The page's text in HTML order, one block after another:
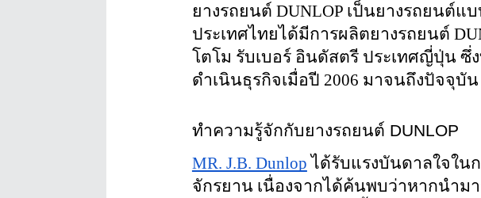
ยางรถยนต์ DUNLOP เป็นยางรถยนต์แ
ประเทศไทยได้มีการผลิตยางรถยนต์
โตโม รับเบอร์ อินดัสตรี ประเทศญี่ปุ่น ซึ่
ดำเนินธุรกิจเมื่อปี 2006 มาจนถึงปัจจุบัน
ทำความรู้จักกับยางรถยนต์ DUNLOP
MR. J.B. Dunlop ได้รับแรงบันดาลใจใน
จักรยาน เนื่องจากได้ค้นพบว่าหากนำ